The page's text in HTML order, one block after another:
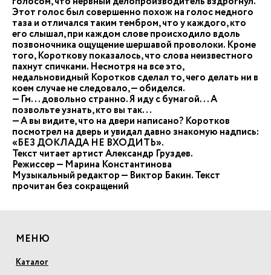
Этот голос был совершенно похож на голос медного
таза и отличался таким тембром, что у каждого, кто
его слышал, при каждом слове происходило вдоль
позвоночника ощущение шершавой проволоки. Кроме
того, Короткову показалось, что слова неизвестного
пахнут спичками. Несмотря на все это,
недальновидный Коротков сделал то, чего делать ни в
коем случае не следовало, — обиделся.
— Гм... довольно странно. Я иду с бумагой... А
позвольте узнать, кто вы так...
— А вы видите, что на двери написано? Коротков
посмотрел на дверь и увидал давно знакомую надпись:
«БЕЗ ДОКЛАДА НЕ ВХОДИТЬ».
Текст читает артист Александр Груздев.
Режиссер — Марина Константинова
Музыкальный редактор — Виктор Бакин. Текст
прочитан без сокращений
МЕНЮ
Каталог